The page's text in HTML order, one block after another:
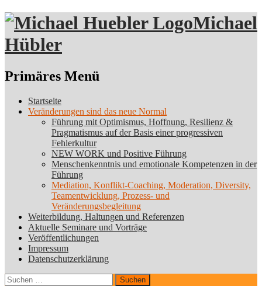
Michael
Hübler
Suchen
Primäres Menü
Zum
Inhalt
Startseite
Veränderungen sind das neue Normal
Führung mit Optimismus, Hoffnung, Resilienz &
Pragmatismus auf der Basis einer progressiven
Fehlerkultur
NEW WORK und Positive Führung
Menschenkenntnis und emotionale Kompetenzen in der
Führung
Mediation, Konflikt-Coaching, Moderation, Diversity,
Teamentwicklung, Prozess- und
Veränderungsbegleitung
Weiterbildung, Haltungen und Referenzen
Aktuelle Seminare und Vorträge
Veröffentlichungen
Impressum
Datenschutzerklärung
Suchen
nach: